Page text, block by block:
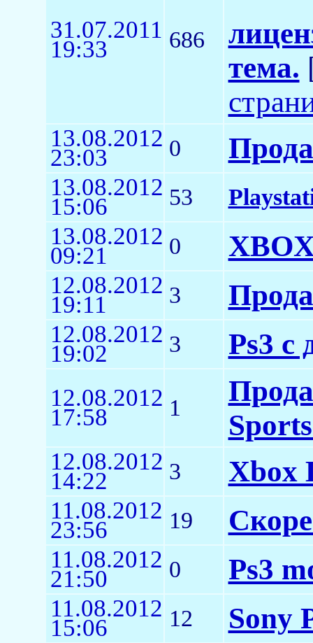
31.07.2011
19:33 686
тема.
13.08.2012
23:03 0
13.08.2012
15:06 53
13.08.2012
09:21 0
12.08.2012
19:11 3
12.08.2012
19:02 3 Ps3 с
12.08.2012
17:58 1
12.08.2012
14:22 3 Xbox
11.08.2012
23:56 19
11.08.2012
21:50 0 Ps3
11.08.2012
15:06 12 Sony